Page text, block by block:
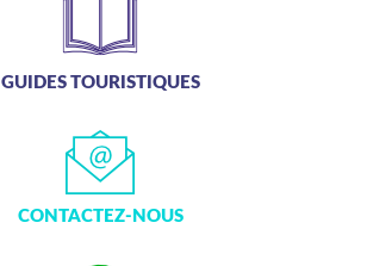
GUIDES TOURISTIQUES
CONTACTEZ-NOUS